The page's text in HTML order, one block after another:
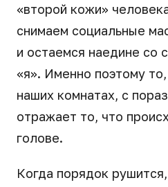
«второй кожи»
снимаем социальные
и остаемся наедине со
«я». Именно поэтому
наших комнатах, с
отражает то, что
голове.
Когда порядок